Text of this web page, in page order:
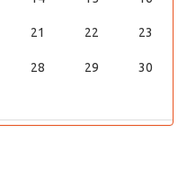
21 22 23
28 29 30